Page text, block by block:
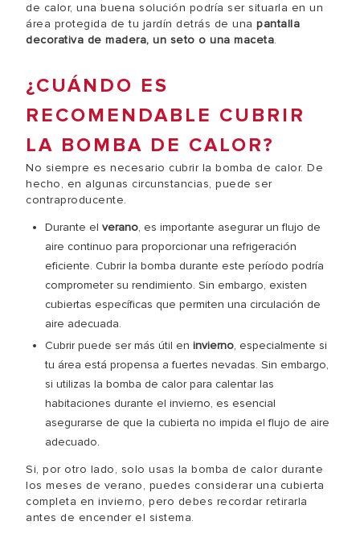
de calor, una buena solución podría ser situarla en un
área protegida de tu jardín detrás de una pantalla
decorativa de madera, un seto o una maceta.
¿CUÁNDO ES
RECOMENDABLE CUBRIR
LA BOMBA DE CALOR?
No siempre es necesario cubrir la bomba de calor. De
hecho, en algunas circunstancias, puede ser
contraproducente.
Durante el verano, es importante asegurar un flujo de
aire continuo para proporcionar una refrigeración
eficiente. Cubrir la bomba durante este período podría
comprometer su rendimiento. Sin embargo, existen
cubiertas específicas que permiten una circulación de
aire adecuada.
Cubrir puede ser más útil en invierno, especialmente si
tu área está propensa a fuertes nevadas. Sin embargo,
si utilizas la bomba de calor para calentar las
habitaciones durante el invierno, es esencial
asegurarse de que la cubierta no impida el flujo de aire
adecuado.
Si, por otro lado, solo usas la bomba de calor durante
los meses de verano, puedes considerar una cubierta
completa en invierno, pero debes recordar retirarla
antes de encender el sistema.